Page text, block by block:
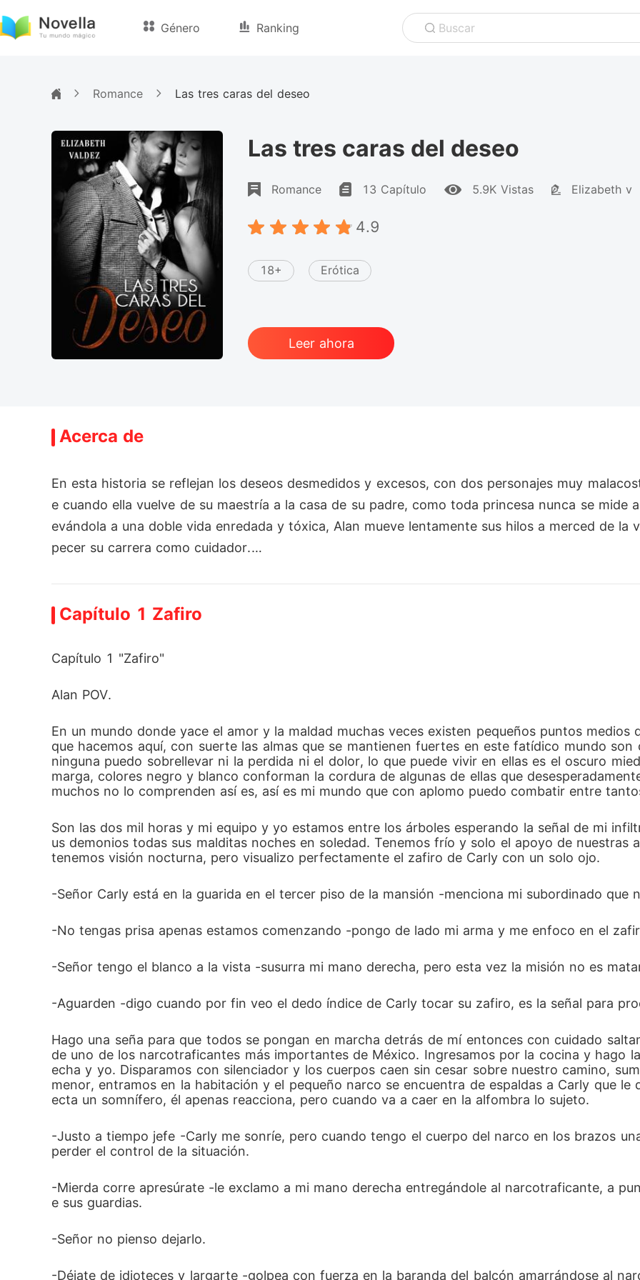
Género Ranking Buscar
Romance Las tres caras del deseo
Las tres caras del deseo
Romance 13 Capítulo 5.9K Vistas Elizabeth v
4.9
18+ Erótica
Leer ahora
Acerca de
En esta historia se reflejan los deseos desmedidos y excesos, con dos personajes muy
e cuando ella vuelve de su maestría a la casa de su padre, como toda princesa nunca se mide
evándola a una doble vida enredada y tóxica, Alan mueve lentamente sus hilos a merced de la
pecer su carrera como cuidador.
Capítulo 1 Zafiro
Capítulo 1 "Zafiro"
Alan POV.
En un mundo donde yace el amor y la maldad muchas veces existen pequeños puntos medios
que hacemos aquí, con suerte las almas que se mantienen fuertes en este fatídico mundo
ninguna puedo sobrellevar ni la perdida ni el dolor, lo que puede vivir en ellas es el oscuro
marga, colores negro y blanco conforman la cordura de algunas de ellas que
muchos no lo comprenden así es, así es mi mundo que con aplomo puedo combatir entre
Son las dos mil horas y mi equipo y yo estamos entre los árboles esperando la señal de mi
us demonios todas sus malditas noches en soledad. Tenemos frío y solo el apoyo de nuestras
tenemos visión nocturna, pero visualizo perfectamente el zafiro de Carly con un solo ojo.
-Señor Carly está en la guarida en el tercer piso de la mansión -menciona mi subordinado que
-No tengas prisa apenas estamos comenzando -pongo de lado mi arma y me enfoco en el
-Señor tengo el blanco a la vista -susurra mi mano derecha, pero esta vez la misión no es
-Aguarden -digo cuando por fin veo el dedo índice de Carly tocar su zafiro, es la señal para
Hago una seña para que todos se pongan en marcha detrás de mí entonces con cuidado
de uno de los narcotraficantes más importantes de México. Ingresamos por la cocina y hago
echa y yo. Disparamos con silenciador y los cuerpos caen sin cesar sobre nuestro camino,
menor, entramos en la habitación y el pequeño narco se encuentra de espaldas a Carly que
ecta un somnífero, él apenas reacciona, pero cuando va a caer en la alfombra lo sujeto.
-Justo a tiempo jefe -Carly me sonríe, pero cuando tengo el cuerpo del narco en los brazos
perder el control de la situación.
-Mierda corre apresúrate -le exclamo a mi mano derecha entregándole al narcotraficante, a
e sus guardias.
-Señor no pienso dejarlo.
-Déjate de idioteces y largarte -golpea con fuerza en la baranda del balcón amarrándose al